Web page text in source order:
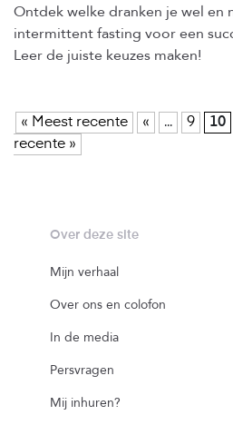
Ontdek welke dranken je wel en
intermittent fasting voor een
Leer de juiste keuzes maken!
« Meest recente « ... 9 10
recente »
Over deze site
Mijn verhaal
Over ons en colofon
In de media
Persvragen
Mij inhuren?